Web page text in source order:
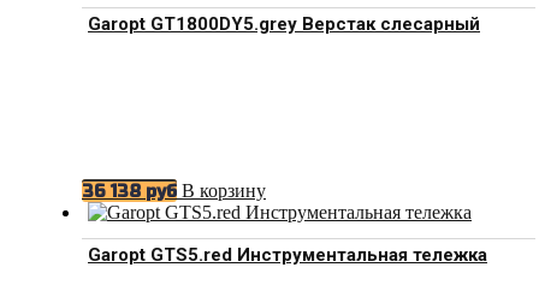
Garopt GT1800DY5.grey Верстак слесарный
36 138 руб В корзину
Garopt GTS5.red Инструментальная тележка